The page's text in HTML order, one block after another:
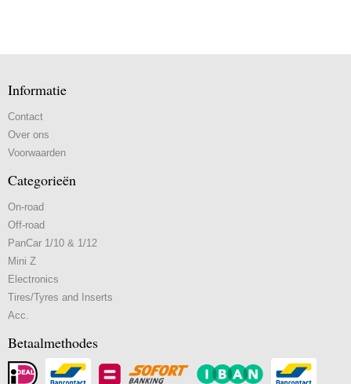
Informatie
Contact
Over ons
Voorwaarden
Categorieën
On-road
Off-road
PanCar 1/10 & 1/12
Mini Z
Electronics
Tires/Tyres and Inserts
Acc.
Betaalmethodes